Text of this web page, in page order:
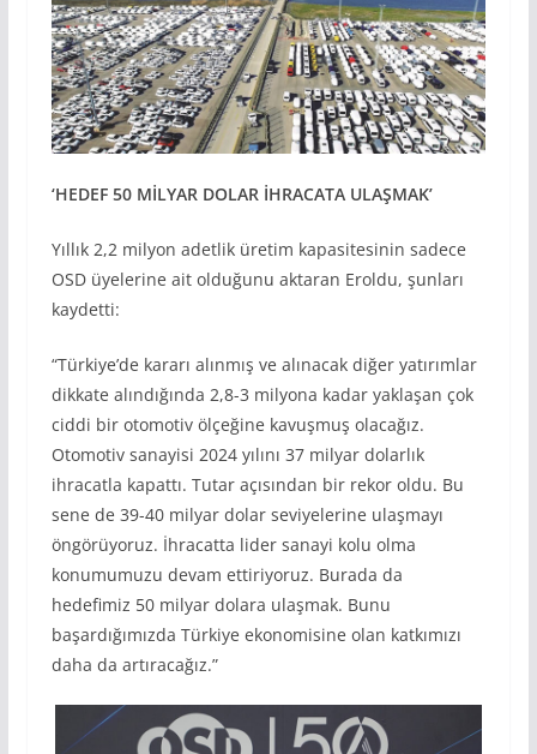
‘HEDEF 50 MİLYAR DOLAR İHRACATA ULAŞMAK’
Yıllık 2,2 milyon adetlik üretim kapasitesinin sadece
OSD üyelerine ait olduğunu aktaran Eroldu, şunları
kaydetti:
“Türkiye’de kararı alınmış ve alınacak diğer yatırımlar
dikkate alındığında 2,8-3 milyona kadar yaklaşan çok
ciddi bir otomotiv ölçeğine kavuşmuş olacağız.
Otomotiv sanayisi 2024 yılını 37 milyar dolarlık
ihracatla kapattı. Tutar açısından bir rekor oldu. Bu
sene de 39-40 milyar dolar seviyelerine ulaşmayı
öngörüyoruz. İhracatta lider sanayi kolu olma
konumumuzu devam ettiriyoruz. Burada da
hedefimiz 50 milyar dolara ulaşmak. Bunu
başardığımızda Türkiye ekonomisine olan katkımızı
daha da artıracağız.”